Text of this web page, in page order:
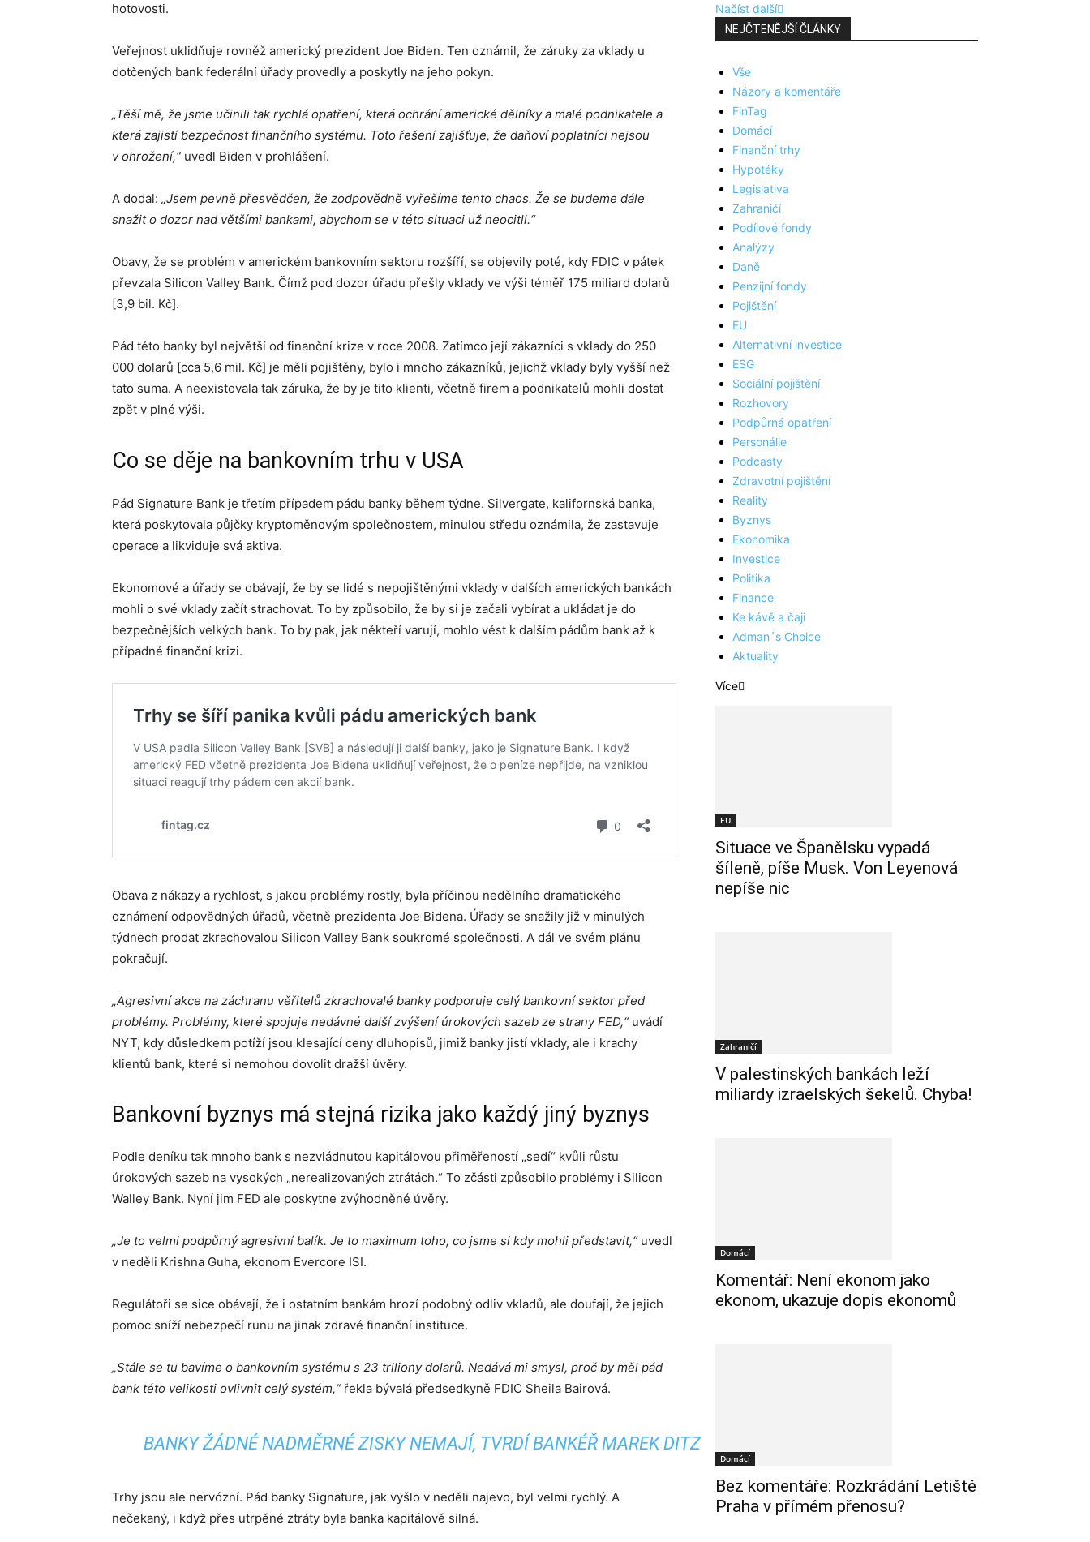
hotovosti.
Veřejnost uklidňuje rovněž americký prezident Joe Biden. Ten oznámil, že záruky za vklady u
dotčených bank federální úřady provedly a poskytly na jeho pokyn.
„Těší mě, že jsme učinili tak rychlá opatření, která ochrání americké dělníky a malé podnikatele a
která zajistí bezpečnost finančního systému. Toto řešení zajišťuje, že daňoví poplatníci nejsou
v ohrožení,“uvedl Biden v prohlášení.
A dodal: „Jsem pevně přesvědčen, že zodpovědně vyřešíme tento chaos. Že se budeme dále
snažit o dozor nad většími bankami, abychom se v této situaci už neocitli.“
Obavy, že se problém v americkém bankovním sektoru rozšíří, se objevily poté, kdy FDIC v pátek
převzala Silicon Valley Bank. Čímž pod dozor úřadu přešly vklady ve výši téměř 175 miliard dolarů
[3,9 bil. Kč].
Pád této banky byl největší od finanční krize v roce 2008. Zatímco její zákazníci s vklady do 250
000 dolarů [cca 5,6 mil. Kč] je měli pojištěny, bylo i mnoho zákazníků, jejichž vklady byly vyšší než
tato suma. A neexistovala tak záruka, že by je tito klienti, včetně firem a podnikatelů mohli dostat
zpět v plné výši.
Co se děje na bankovním trhu v USA
Pád Signature Bank je třetím případem pádu banky během týdne. Silvergate, kalifornská banka,
která poskytovala půjčky kryptoměnovým společnostem, minulou středu oznámila, že zastavuje
operace a likviduje svá aktiva.
Ekonomové a úřady se obávají, že by se lidé s nepojištěnými vklady v dalších amerických bankách
mohli o své vklady začít strachovat. To by způsobilo, že by si je začali vybírat a ukládat je do
bezpečnějších velkých bank. To by pak, jak někteří varují, mohlo vést k dalším pádům bank až k
případné finanční krizi.
Obava z nákazy a rychlost, s jakou problémy rostly, byla příčinou nedělního dramatického
oznámení odpovědných úřadů, včetně prezidenta Joe Bidena. Úřady se snažily již v minulých
týdnech prodat zkrachovalou Silicon Valley Bank soukromé společnosti. A dál ve svém plánu
pokračují.
„Agresivní akce na záchranu věřitelů zkrachovalé banky podporuje celý bankovní sektor před
problémy. Problémy, které spojuje nedávné další zvýšení úrokových sazeb ze strany FED,“uvádí
NYT, kdy důsledkem potíží jsou klesající ceny dluhopisů, jimiž banky jistí vklady, ale i krachy
klientů bank, které si nemohou dovolit dražší úvěry.
Bankovní byznys má stejná rizika jako každý jiný byznys
Podle deníku tak mnoho bank s nezvládnutou kapitálovou přiměřeností „sedí“ kvůli růstu
úrokových sazeb na vysokých „nerealizovaných ztrátách.“ To zčásti způsobilo problémy i Silicon
Walley Bank. Nyní jim FED ale poskytne zvýhodněné úvěry.
„Je to velmi podpůrný agresivní balík. Je to maximum toho, co jsme si kdy mohli představit,“uvedl
v neděli Krishna Guha, ekonom Evercore ISI.
Regulátoři se sice obávají, že i ostatním bankám hrozí podobný odliv vkladů, ale doufají, že jejich
pomoc sníží nebezpečí runu na jinak zdravé finanční instituce.
„Stále se tu bavíme o bankovním systému s 23 triliony dolarů. Nedává mi smysl, proč by měl pád
bank této velikosti ovlivnit celý systém,“řekla bývalá předsedkyně FDIC Sheila Bairová.
BANKY ŽÁDNÉ NADMĚRNÉ ZISKY NEMAJÍ, TVRDÍ BANKÉŘ MAREK DITZ
Trhy jsou ale nervózní. Pád banky Signature, jak vyšlo v neděli najevo, byl velmi rychlý. A
nečekaný, i když přes utrpěné ztráty byla banka kapitálově silná.
Načíst další
NEJČTENĚJŠÍ ČLÁNKY
Vše
Názory a komentáře
FinTag
Domácí
Finanční trhy
Hypotéky
Legislativa
Zahraničí
Podílové fondy
Analýzy
Daně
Penzijní fondy
Pojištění
EU
Alternativní investice
ESG
Sociální pojištění
Rozhovory
Podpůrná opatření
Personálie
Podcasty
Zdravotní pojištění
Reality
Byznys
Ekonomika
Investice
Politika
Finance
Ke kávě a čaji
Adman´s Choice
Aktuality
Více
EU
Situace ve Španělsku vypadá
šíleně, píše Musk. Von Leyenová
nepíše nic
Zahraničí
V palestinských bankách leží
miliardy izraelských šekelů. Chyba!
Domácí
Komentář: Není ekonom jako
ekonom, ukazuje dopis ekonomů
Domácí
Bez komentáře: Rozkrádání Letiště
Praha v přímém přenosu?